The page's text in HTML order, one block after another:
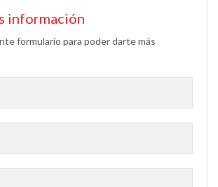
información
formulario para poder darte más